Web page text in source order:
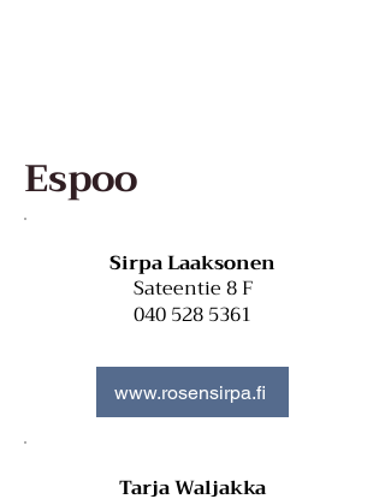
Espoo
Sirpa Laaksonen
Sateentie 8 F
040 528 5361
www.rosensirpa.fi
Tarja Waljakka